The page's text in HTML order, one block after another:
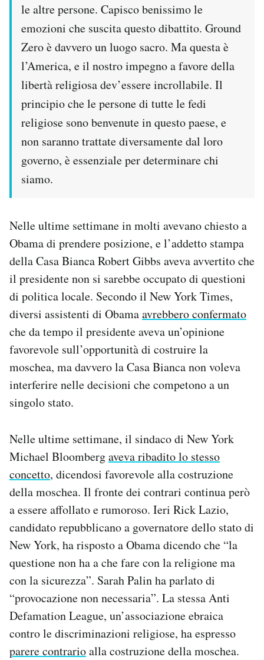
le altre persone. Capisco benissimo le
emozioni che suscita questo dibattito. Ground
Zero è davvero un luogo sacro. Ma questa è
l’America, e il nostro impegno a favore della
libertà religiosa dev’essere incrollabile. Il
principio che le persone di tutte le fedi
religiose sono benvenute in questo paese, e
non saranno trattate diversamente dal loro
governo, è essenziale per determinare chi
siamo.
Nelle ultime settimane in molti avevano chiesto a
Obama di prendere posizione, e l’addetto stampa
della Casa Bianca Robert Gibbs aveva avvertito che
il presidente non si sarebbe occupato di questioni
di politica locale. Secondo il New York Times,
diversi assistenti di Obamaavrebbero confermato
che da tempo il presidente aveva un’opinione
favorevole sull’opportunità di costruire la
moschea, ma davvero la Casa Bianca non voleva
interferire nelle decisioni che competono a un
singolo stato.
Nelle ultime settimane, il sindaco di New York
Michael Bloombergaveva ribadito lo stesso
concetto, dicendosi favorevole alla costruzione
della moschea. Il fronte dei contrari continua però
a essere affollato e rumoroso. Ieri Rick Lazio,
candidato repubblicano a governatore dello stato di
New York, ha risposto a Obama dicendo che “la
questione non ha a che fare con la religione ma
con la sicurezza”. Sarah Palin ha parlato di
“provocazione non necessaria”. La stessa Anti
Defamation League, un’associazione ebraica
contro le discriminazioni religiose, ha espresso
parere contrarioalla costruzione della moschea.